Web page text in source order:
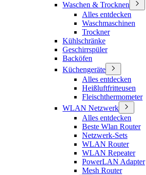
Waschen & Trocknen
Alles entdecken
Waschmaschinen
Trockner
Kühlschränke
Geschirrspüler
Backöfen
Küchengeräte
Alles entdecken
Heißluftfritteusen
Fleischthermometer
WLAN Netzwerk
Alles entdecken
Beste Wlan Router
Netzwerk-Sets
WLAN Router
WLAN Repeater
PowerLAN Adapter
Mesh Router